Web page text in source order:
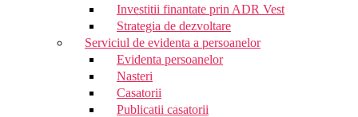
Investitii finantate prin ADR Vest
Strategia de dezvoltare
Serviciul de evidenta a persoanelor
Evidenta persoanelor
Nasteri
Casatorii
Publicatii casatorii